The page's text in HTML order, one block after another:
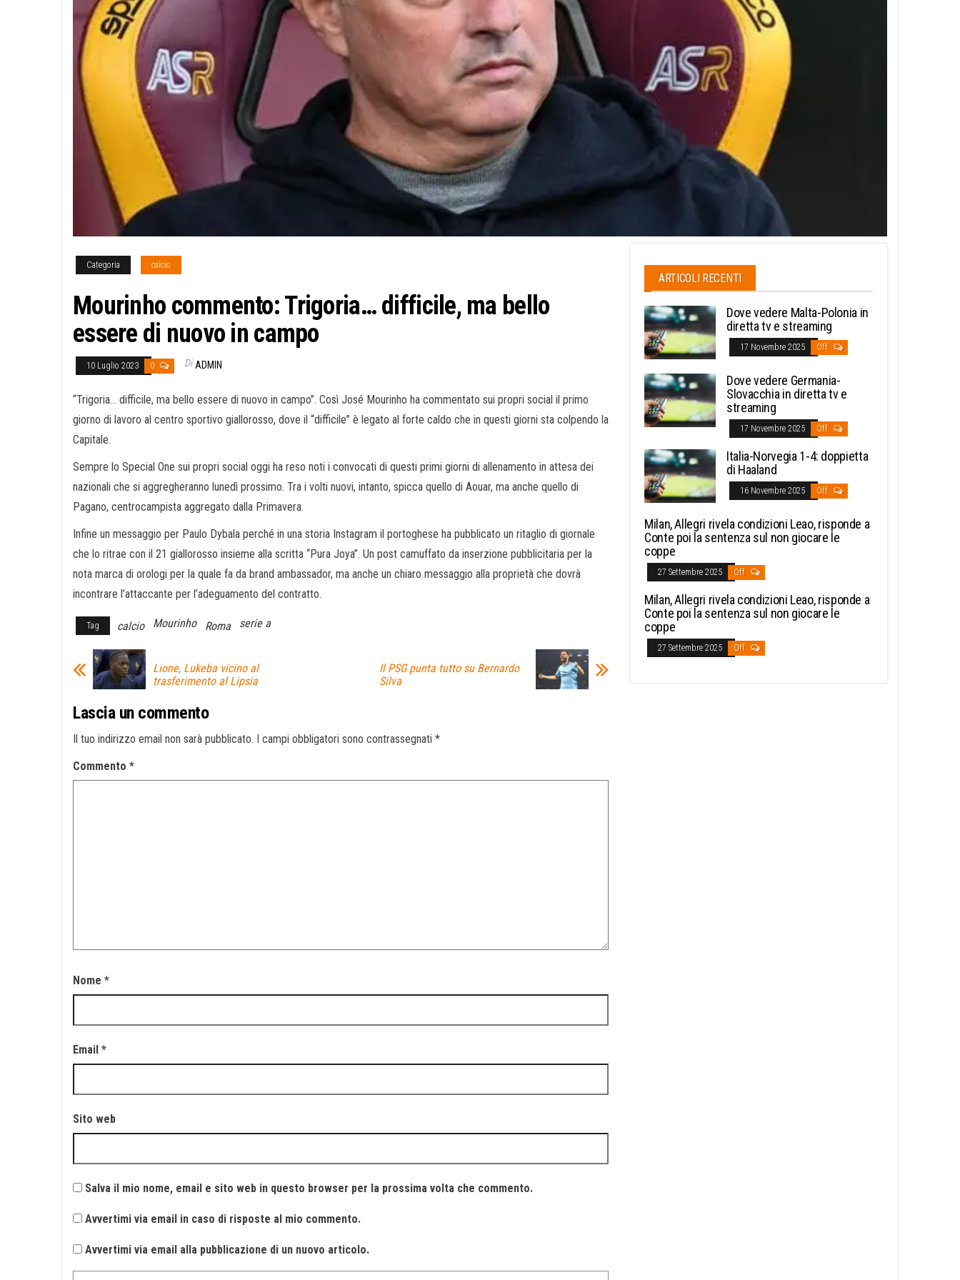
Categoria calcio
Mourinho commento: Trigoria… difficile, ma bello
essere di nuovo in campo
10 Luglio 2023 0 Di ADMIN
“Trigoria… difficile, ma bello essere di nuovo in campo”. Così José Mourinho ha commentato sui propri social il primo
giorno di lavoro al centro sportivo giallorosso, dove il “difficile” è legato al forte caldo che in questi giorni sta colpendo la
Capitale.
Sempre lo Special One sui propri social oggi ha reso noti i convocati di questi primi giorni di allenamento in attesa dei
nazionali che si aggregheranno lunedì prossimo. Tra i volti nuovi, intanto, spicca quello di Aouar, ma anche quello di
Pagano, centrocampista aggregato dalla Primavera.
Infine un messaggio per Paulo Dybala perché in una storia Instagram il portoghese ha pubblicato un ritaglio di giornale
che lo ritrae con il 21 giallorosso insieme alla scritta “Pura Joya”. Un post camuffato da inserzione pubblicitaria per la
nota marca di orologi per la quale fa da brand ambassador, ma anche un chiaro messaggio alla proprietà che dovrà
incontrare l’attaccante per l’adeguamento del contratto.
Tag calcio Mourinho Roma serie a
Lione, Lukeba vicino al
trasferimento al Lipsia
Il PSG punta tutto su Bernardo
Silva
Lascia un commento
Il tuo indirizzo email non sarà pubblicato. I campi obbligatori sono contrassegnati *
Commento *
Nome *
Email *
Sito web
Salva il mio nome, email e sito web in questo browser per la prossima volta che commento.
Avvertimi via email in caso di risposte al mio commento.
Avvertimi via email alla pubblicazione di un nuovo articolo.
ARTICOLI RECENTI
Dove vedere Malta-Polonia in
diretta tv e streaming
17 Novembre 2025 Off
Dove vedere Germania-
Slovacchia in diretta tv e
streaming
17 Novembre 2025 Off
Italia-Norvegia 1-4: doppietta
di Haaland
16 Novembre 2025 Off
Milan, Allegri rivela condizioni Leao, risponde a
Conte poi la sentenza sul non giocare le
coppe
27 Settembre 2025 Off
Milan, Allegri rivela condizioni Leao, risponde a
Conte poi la sentenza sul non giocare le
coppe
27 Settembre 2025 Off